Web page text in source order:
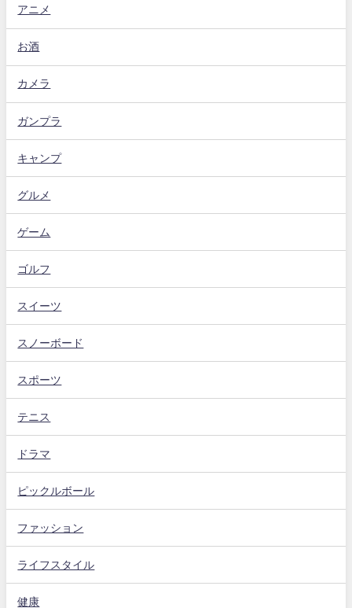
アニメ
お酒
カメラ
ガンプラ
キャンプ
グルメ
ゲーム
ゴルフ
スイーツ
スノーボード
スポーツ
テニス
ドラマ
ピックルボール
ファッション
ライフスタイル
健康